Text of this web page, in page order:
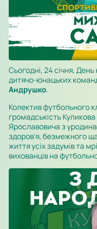
Сьогодні, 24 січня,
дитячо-юнацьких
Андрушко.
Колектив футбольного
громадськість
Ярославовича з
здоров’я, безмежного
життя усіх задумів та
вихованців на